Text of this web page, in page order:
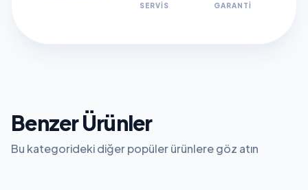
SERVIS
GARANTI
Benzer Ürünler
Bu kategorideki diğer popüler ürünlere göz atın